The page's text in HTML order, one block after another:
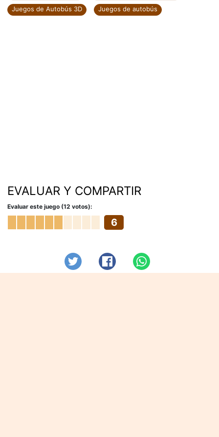
Juegos de Autobús 3D
Juegos de autobús
EVALUAR Y COMPARTIR
Evaluar este juego (12 votos):
6